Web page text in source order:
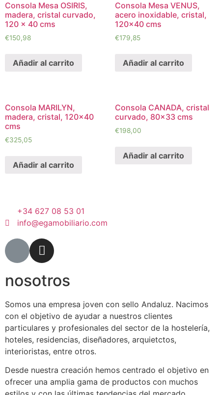
Consola Mesa OSIRIS,
madera, cristal curvado,
120 x 40 cms
€150,98
Añadir al carrito
Consola Mesa VENUS,
acero inoxidable, cristal,
120×40 cms
€179,85
Añadir al carrito
Consola MARILYN,
madera, cristal, 120×40
cms
€325,05
Añadir al carrito
Consola CANADA, cristal
curvado, 80×33 cms
€198,00
Añadir al carrito
+34 627 08 53 01
info@egamobiliario.com
nosotros
Somos una empresa joven con sello Andaluz. Nacimos
con el objetivo de ayudar a nuestros clientes
particulares y profesionales del sector de la hostelería,
hoteles, residencias, diseñadores, arquietctos,
interioristas, entre otros.
Desde nuestra creación hemos centrado el objetivo en
ofrecer una amplia gama de productos con muchos